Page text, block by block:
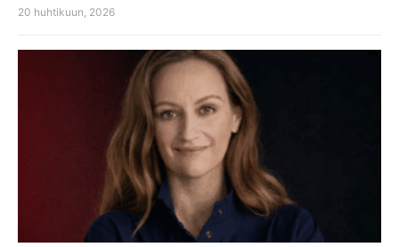
20 huhtikuun, 2026